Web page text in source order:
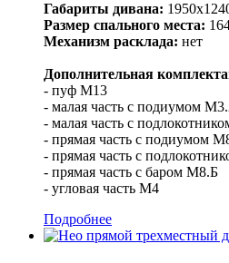
Габариты дивана:
Размер спального места:
Механизм расклада: нет
Дополнительная
- пуф М13
- малая часть с подиумом
- малая часть с
- прямая часть с подиумом
- прямая часть с
- прямая часть с баром М8.Б
- угловая часть М4
Подробнее